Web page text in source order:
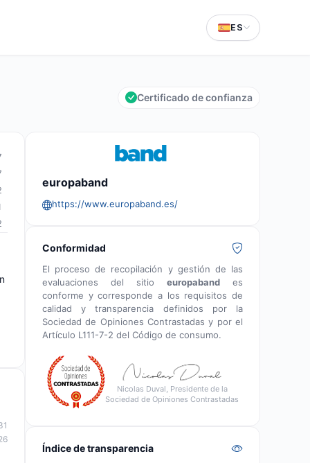
ES
Certificado de confianza
europaband
https://www.europaband.es/
Conformidad
El proceso de recopilación y gestión de las
evaluaciones del sitio europaband es
conforme y corresponde a los requisitos de
calidad y transparencia definidos por la
Sociedad de Opiniones Contrastadas y por el
Artículo L111-7-2 del Código de consumo.
Nicolas Duval, Presidente de la
Sociedad de Opiniones Contrastadas
Índice de transparencia